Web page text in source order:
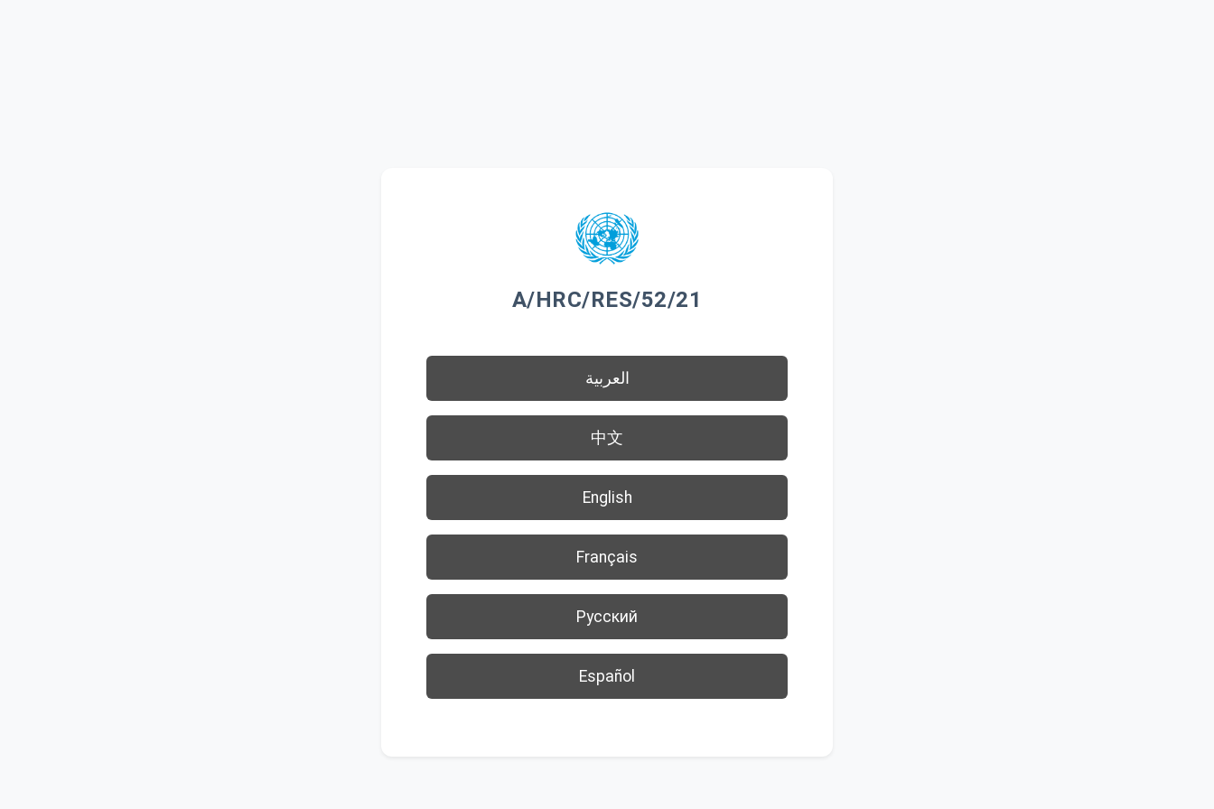
A/HRC/RES/52/21
العربية
中文
English
Français
Русский
Español